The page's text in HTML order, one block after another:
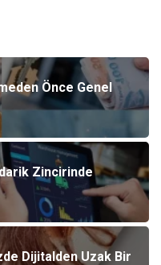
Önce Genel
Zincirinde
Dijitalden Uzak Bir